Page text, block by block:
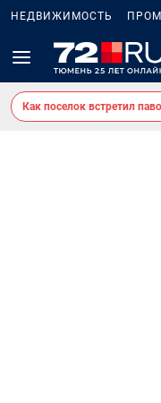
НЕДВИЖИМОСТЬ
Как поселок встретил